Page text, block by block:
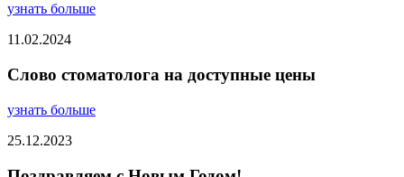
узнать больше
11.02.2024
Слово стоматолога на доступные цены
узнать больше
25.12.2023